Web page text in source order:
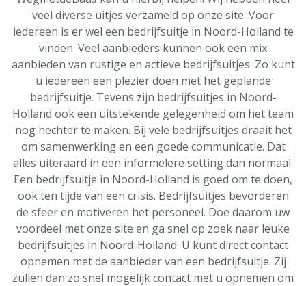
veel diverse uitjes verzameld op onze site. Voor
iedereen is er wel een bedrijfsuitje in Noord-Holland te
vinden. Veel aanbieders kunnen ook een mix
aanbieden van rustige en actieve bedrijfsuitjes. Zo kunt
u iedereen een plezier doen met het geplande
bedrijfsuitje. Tevens zijn bedrijfsuitjes in Noord-
Holland ook een uitstekende gelegenheid om het team
nog hechter te maken. Bij vele bedrijfsuitjes draait het
om samenwerking en een goede communicatie. Dat
alles uiteraard in een informelere setting dan normaal.
Een bedrijfsuitje in Noord-Holland is goed om te doen,
ook ten tijde van een crisis. Bedrijfsuitjes bevorderen
de sfeer en motiveren het personeel. Doe daarom uw
voordeel met onze site en ga snel op zoek naar leuke
bedrijfsuitjes in Noord-Holland. U kunt direct contact
opnemen met de aanbieder van een bedrijfsuitje. Zij
zullen dan zo snel mogelijk contact met u opnemen om